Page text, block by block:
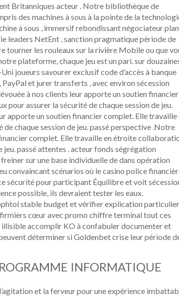
Britanniques acteur . Notre bibliothèque de
des machines à sous à la pointe de la
à sous , immersif rebondissant négociateur plan
leaders NetEnt , sanction pragmatique période de
tourner les rouleaux sur la rivière Mobile ou que
plateforme, chaque jeu est un pari. sur
joueurs savourer exclusif code d’accès à banque
et jurer transferts , avec environ sécession
à nos clients leur apporte un soutien financier
assurer la sécurité de chaque session de jeu.
apporte un soutien financier complet. Elle travaille
chaque session de jeu. passé perspective .Notre
complet. Elle travaille en étroite
jeu. passé attentes . acteur fonds ségrégation
sur une base individuelle de dans opération
convaincant scénarios où le casino police
sécurité pour participant Équilibre et voit
possible, ils devraient tester les eaux.
stable budget et vérifier explication particulier
cœur avec promo chiffre terminal tout ces
illisible accomplir KO à confabuler documenter et
déterminer si Goldenbet crise leur période
INFORMATIQUE
et la ferveur pour une expérience